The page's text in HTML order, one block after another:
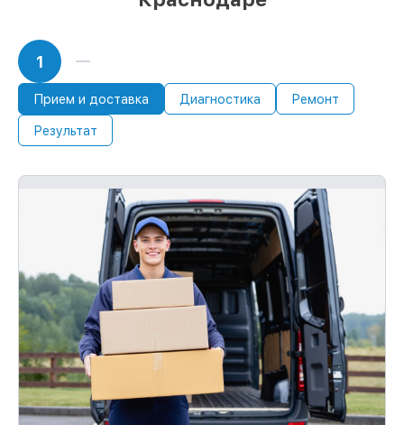
1
Прием и доставка Диагностика Ремонт
Результат